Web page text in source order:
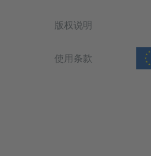
版权说明
使用条款